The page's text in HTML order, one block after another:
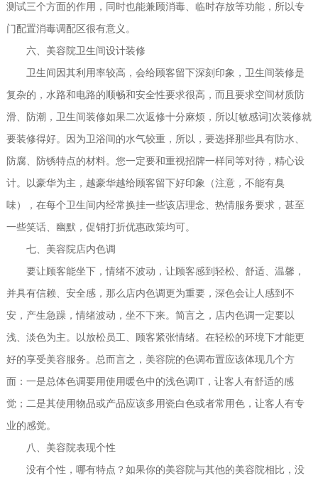
测试三个方面的作用，同时也能兼顾消毒、临时存放等功能，所以专
门配置消毒调配区很有意义。
六、美容院卫生间设计装修
卫生间因其利用率较高，会给顾客留下深刻印象，卫生间装修是
复杂的，水路和电路的顺畅和安全性要求很高，而且要求空间材质防
滑、防潮，卫生间装修如果二次返修十分麻烦，所以[敏感词]次装修就
要装修得好。因为卫浴间的水气较重，所以，要选择那些具有防水、
防腐、防锈特点的材料。您一定要和重视招牌一样同等对待，精心设
计。以豪华为主，越豪华越给顾客留下好印象（注意，不能有臭
味），在每个卫生间内经常换挂一些该店理念、热情服务要求，甚至
一些笑话、幽默，促销打折优惠政策均可。
七、美容院店内色调
要让顾客能坐下，情绪不波动，让顾客感到轻松、舒适、温馨，
并具有信赖、安全感，那么店内色调更为重要，深色会让人感到不
安，产生急躁，情绪波动，坐不下来。简言之，店内色调一定要以
浅、淡色为主。以放松员工、顾客紧张情绪。在轻松的环境下才能更
好的享受美容服务。总而言之，美容院的色调布置应该体现几个方
面：一是总体色调要用使用暖色中的浅色调 IT，让客人有舒适的感
觉；二是其使用物品或产品应该多用瓷白色或者常用色，让客人有专
业的感觉。
八、美容院表现个性
没有个性，哪有特点？如果你的美容院与其他的美容院相比，没